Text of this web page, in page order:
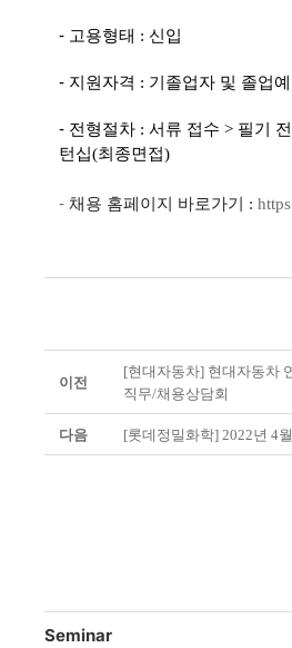
- 고용형태 : 신입
- 지원자격 : 기졸업자 및 졸업
- 전형절차 : 서류 접수 > 필기
턴십(최종면접)
- 채용 홈페이지 바로가기 :
이전
[현대자동차] 현대자동차
직무/채용상담회
다음 [롯데정밀화학] 2022년 4
Seminar